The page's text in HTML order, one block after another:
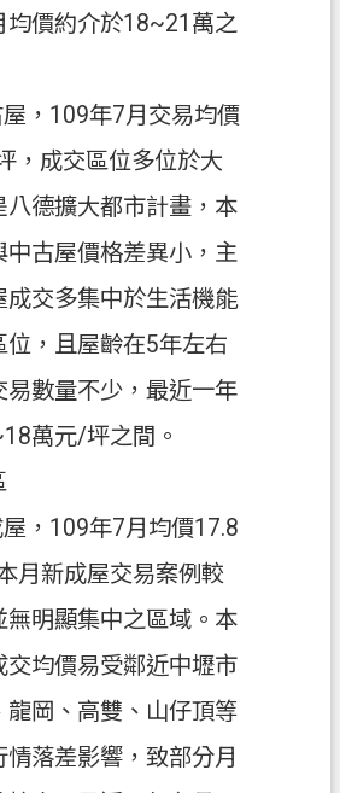
均價約介於18~21萬之
，109年7月交易均價
，成交區位多位於大
八德擴大都市計畫，本
中古屋價格差異小，主
成交多集中於生活機能
位，且屋齡在5年左右
易數量不少，最近一年
萬元/坪之間。
，109年7月均價17.8
月新成屋交易案例較
無明顯集中之區域。本
交均價易受鄰近中壢市
龍岡、高雙、山仔頂等
情落差影響，致部分月